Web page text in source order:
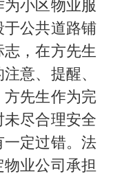
小区物业服
公共道路铺
，在方先生
意、提醒、
先生作为完
尽合理安全
定过错。法
业公司承担